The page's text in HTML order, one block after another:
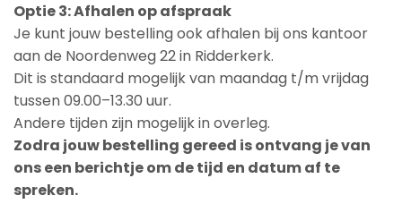
Optie 3: Afhalen op afspraak
Je kunt jouw bestelling ook afhalen bij ons kantoor
aan de Noordenweg 22 in Ridderkerk.
Dit is standaard mogelijk van maandag t/m vrijdag
tussen 09.00–13.30 uur.
Andere tijden zijn mogelijk in overleg.
Zodra jouw bestelling gereed is ontvang je van
ons een berichtje om de tijd en datum af te
spreken.